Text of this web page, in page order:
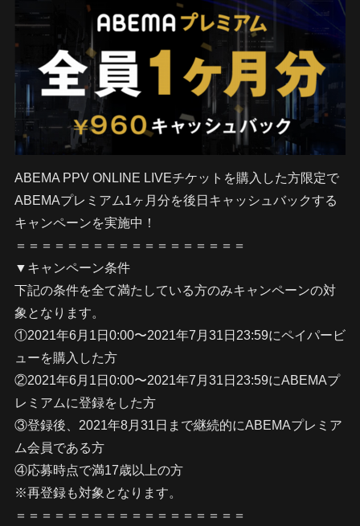
ABEMA PPV ONLINE LIVEチケットを購入した方限定で
ABEMAプレミアム1ヶ月分を後日キャッシュバックする
キャンペーンを実施中！
＝＝＝＝＝＝＝＝＝＝＝＝＝＝＝＝＝＝
▼キャンペーン条件
下記の条件を全て満たしている方のみキャンペーンの対
象となります。
①2021年6月1日0:00〜2021年7月31日23:59にペイパービ
ューを購入した方
②2021年6月1日0:00〜2021年7月31日23:59にABEMAプ
レミアムに登録をした方
③登録後、2021年8月31日まで継続的にABEMAプレミア
ム会員である方
④応募時点で満17歳以上の方
※再登録も対象となります。
＝＝＝＝＝＝＝＝＝＝＝＝＝＝＝＝＝＝